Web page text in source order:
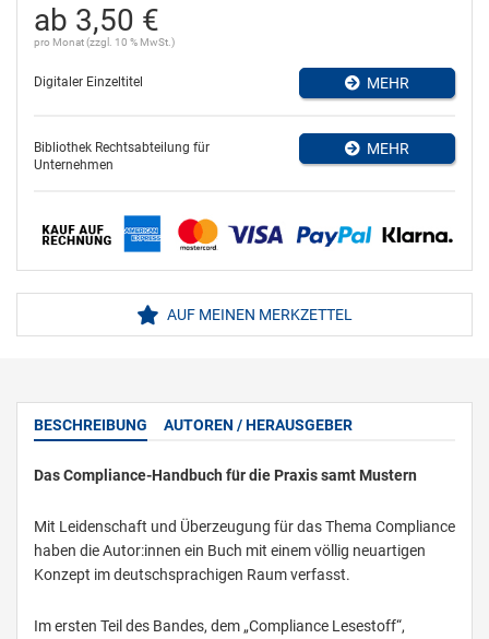
ab 3,50 €
pro Monat (zzgl. 10 % MwSt.)
Digitaler Einzeltitel MEHR
Bibliothek Rechtsabteilung für
Unternehmen
MEHR
AUF MEINEN MERKZETTEL
BESCHREIBUNG AUTOREN / HERAUSGEBER
Das Compliance-Handbuch für die Praxis samt Mustern
Mit Leidenschaft und Überzeugung für das Thema Compliance
haben die Autor:innen ein Buch mit einem völlig neuartigen
Konzept im deutschsprachigen Raum verfasst.
Im ersten Teil des Bandes, dem „Compliance Lesestoff“,